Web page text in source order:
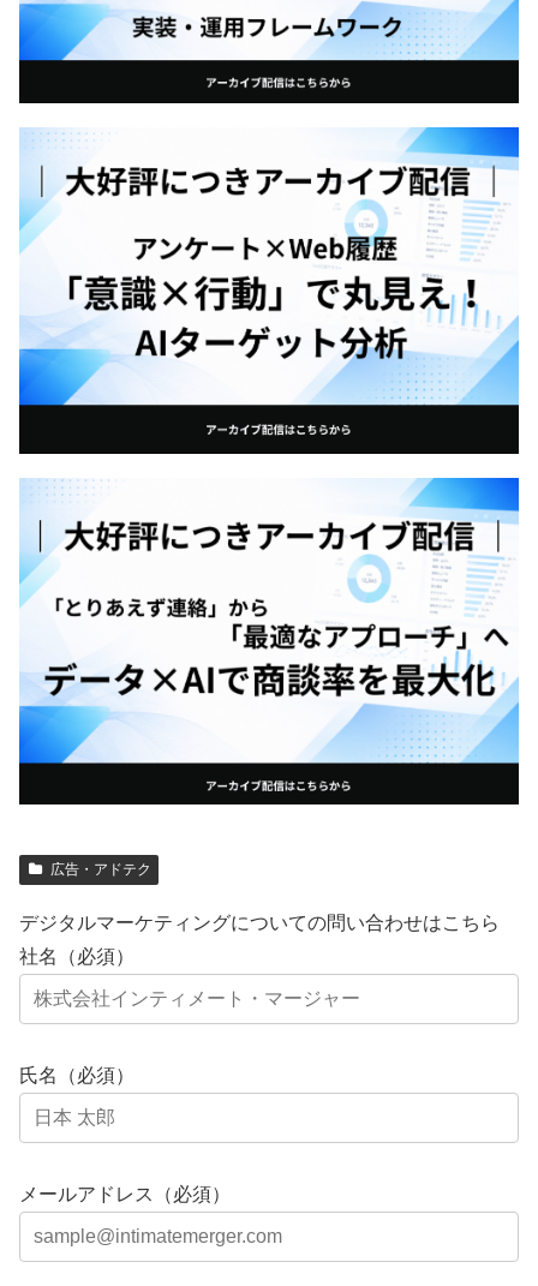
広告・アドテク
デジタルマーケティングについての問い合わせはこちら
社名（必須）
氏名（必須）
メールアドレス（必須）